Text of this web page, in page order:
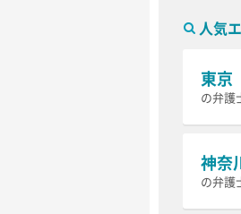
人気
東京
の弁護
神奈川
の弁護